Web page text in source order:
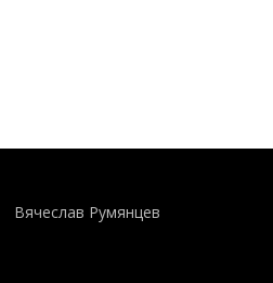
Вячеслав Румянцев